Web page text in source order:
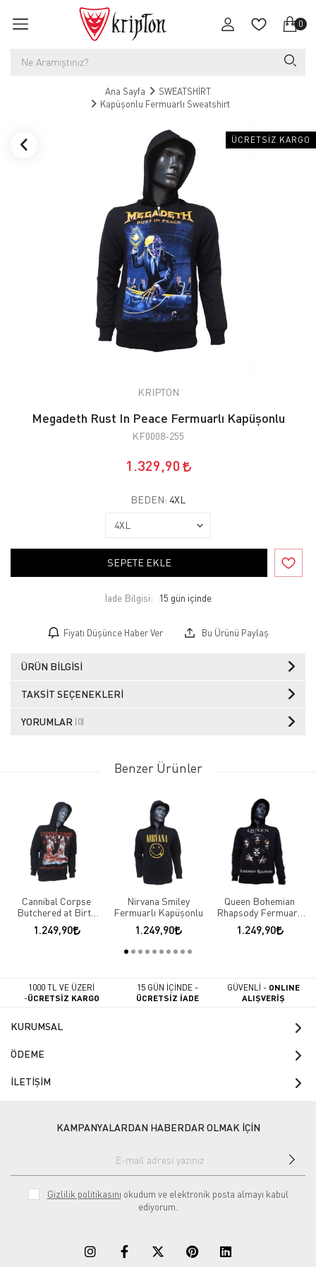
0
Ana Sayfa
SWEATSHİRT
Kapüşonlu Fermuarlı Sweatshirt
ÜCRETSIZ KARGO
KRIPTON
Megadeth Rust In Peace Fermuarlı Kapüşonlu
KF0008-255
1.329,90
BEDEN: 4XL
SEPETE EKLE
İade Bilgisi:
Fiyatı Düşünce Haber Ver Bu Ürünü Paylaş
ÜRÜN BILGISI
TAKSIT SEÇENEKLERI
YORUMLAR (0)
Benzer Ürünler
Cannibal Corpse
Butchered at Birth
Fermuarlı Kapüşonlu
1.249,90
Nirvana Smiley
Fermuarlı Kapüşonlu
1.249,90
Queen Bohemian
Rhapsody Fermuarlı
Kapüşonlu
1.249,90
1000 TL VE ÜZERİ
-ÜCRETSİZ KARGO
15 GÜN İÇİNDE -
ÜCRETSİZ İADE
GÜVENLİ - ONLINE
ALIŞVERİŞ
KURUMSAL
ÖDEME
İLETİŞİM
KAMPANYALARDAN HABERDAR OLMAK İÇİN
Gizlilik politikasını okudum ve elektronik posta almayı kabul
ediyorum.